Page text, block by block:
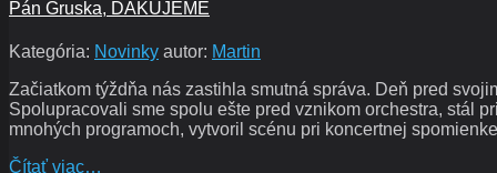
Pán Gruska, ĎAKUJEME
Kategória: Novinky autor: Martin
Začiatkom týždňa nás zastihla smutná správa. Deň pred
Spolupracovali sme spolu ešte pred vznikom orchestra, stál
mnohých programoch, vytvoril scénu pri koncertnej
Čítať viac…